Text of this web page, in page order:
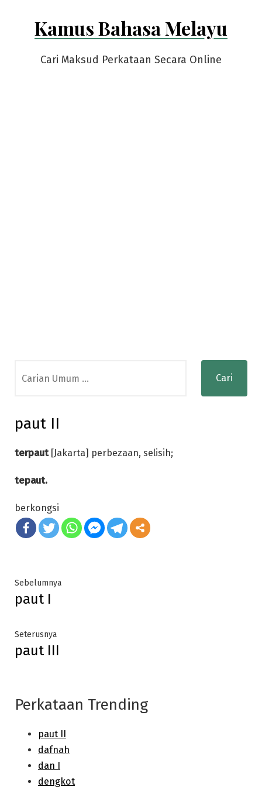
Kamus Bahasa Melayu
Cari Maksud Perkataan Secara Online
for:
paut II
terpaut[Jakarta] perbezaan, selisih;
tepaut.
berkongsi
Post
navigation
SebelumnyaPrevious
paut I
SeterusnyaNext
post:
paut III
Perkataan Trending